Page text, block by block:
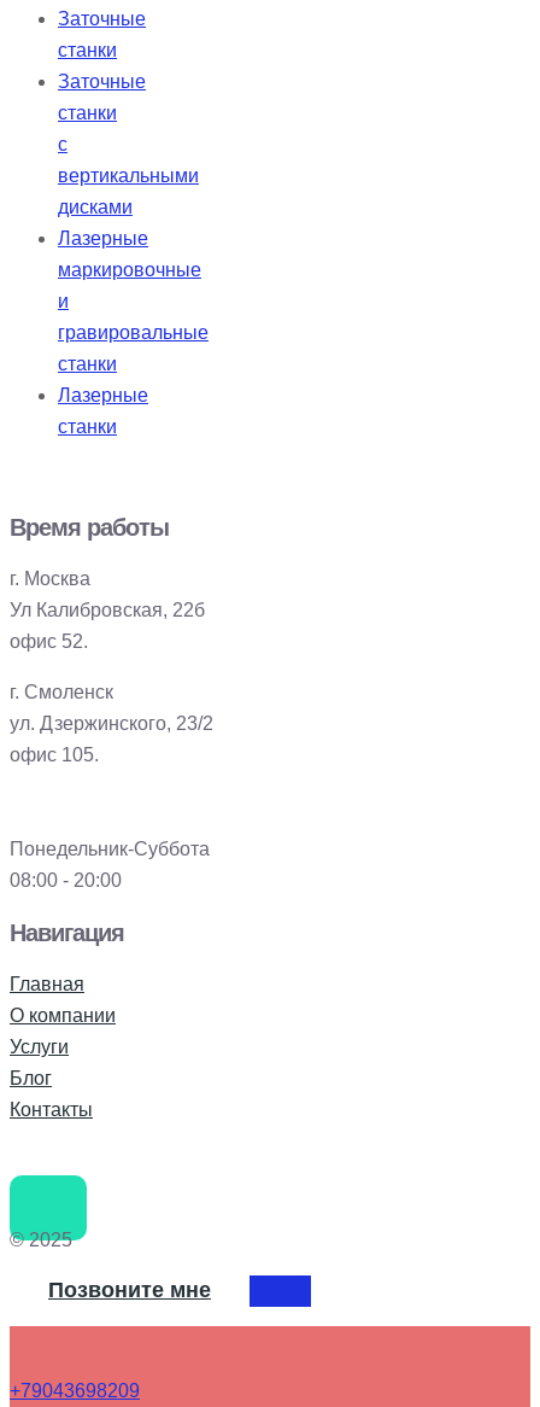
Заточные
станки
Заточные
станки
с
вертикальными
дисками
Лазерные
маркировочные
и
гравировальные
станки
Лазерные
станки
Время работы
г. Москва
Ул Калибровская, 22б
офис 52.
г. Смоленск
ул. Дзержинского, 23/2
офис 105.
Понедельник-Суббота
08:00 - 20:00
Навигация
Главная
О компании
Услуги
Блог
Контакты
© 2025
Позвоните мне
+79043698209